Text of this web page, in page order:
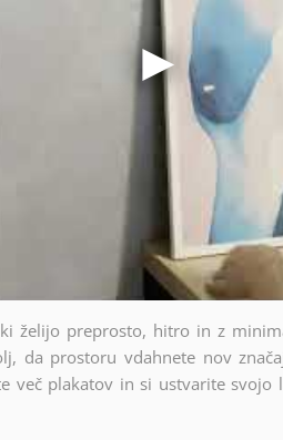
želijo preprosto, hitro in z
da prostoru vdahnete nov
več plakatov in si ustvarite